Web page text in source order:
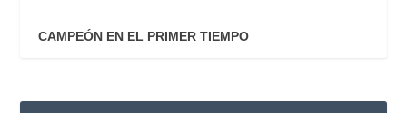
CAMPEÓN EN EL PRIMER TIEMPO